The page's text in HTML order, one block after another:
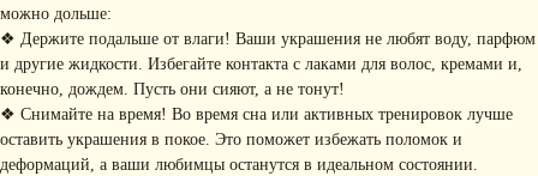
можно дольше:
❖ Держите подальше от влаги! Ваши украшения не любят воду, парфюм
и другие жидкости. Избегайте контакта с лаками для волос, кремами и,
конечно, дождем. Пусть они сияют, а не тонут!
❖ Снимайте на время! Во время сна или активных тренировок лучше
оставить украшения в покое. Это поможет избежать поломок и
деформаций, а ваши любимцы останутся в идеальном состоянии.
• Доставка и оплата
• Об IDARI
• Главная
idari.brand@mail.ru
+ 7 (916) 958-00-78
КОНТАКТЫ
РАЗДЕЛЫ ИНТЕРНЕТ-
МАГАЗИНА